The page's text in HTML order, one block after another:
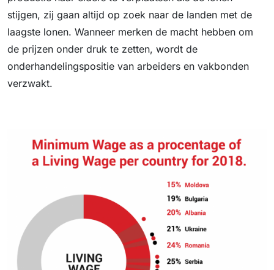
stijgen, zij gaan altijd op zoek naar de landen met de
laagste lonen. Wanneer merken de macht hebben om
de prijzen onder druk te zetten, wordt de
onderhandelingspositie van arbeiders en vakbonden
verzwakt.